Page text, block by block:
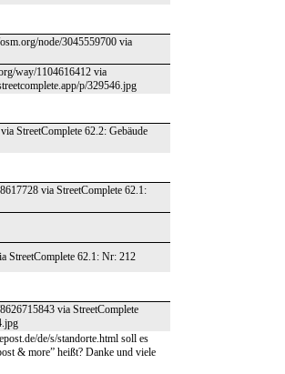
node/3045559700 via
way/1104616412 via
p/329546.jpg
StreetComplete 62.2: Gebäude
via StreetComplete 62.1:
StreetComplete 62.1: Nr: 212
via StreetComplete
de/s/standorte.html soll es
& more” heißt? Danke und viele